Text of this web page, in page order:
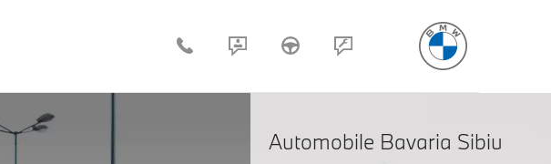
Automobile Bavaria Sibiu